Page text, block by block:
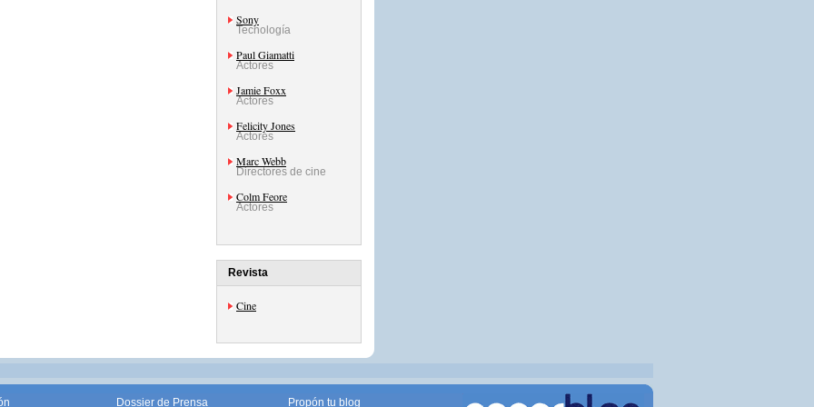
Sony
Tecnología
Paul Giamatti
Actores
Jamie Foxx
Actores
Felicity Jones
Actores
Marc Webb
Directores de cine
Colm Feore
Actores
Revista
Cine
Dossier de Prensa Propón tu blog